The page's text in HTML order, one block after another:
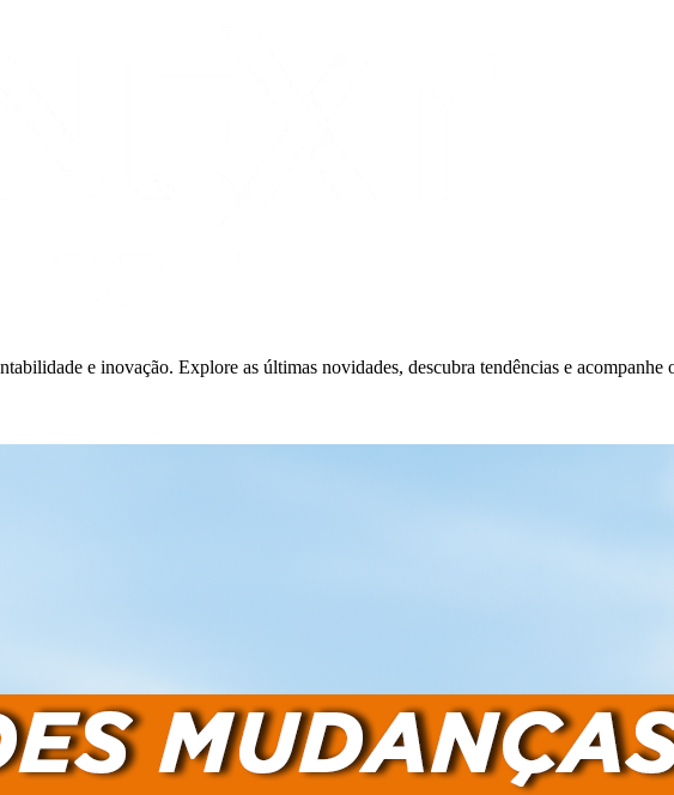
e inovação. Explore as últimas novidades, descubra tendências e acompanhe